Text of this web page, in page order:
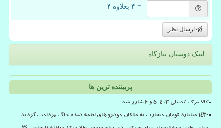
= ۴ بعلاوه ۴
ارسال نظر
لینک دوستان نیازگاه
پربیننده ترین ها
کالا برگ کدملی 3، 4، 5 و 6 شارژ شد
۱۴۳۰ میلیارد تومان خسارت به مالکان خودرو های لطمه دیده جنگ پرداخت گردید